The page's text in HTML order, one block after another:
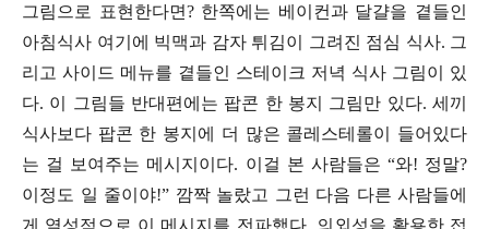
그림으로 표현한다면? 한쪽에는 베이컨과 달걀을 곁들인
아침식사 여기에 빅맥과 감자 튀김이 그려진 점심 식사. 그
리고 사이드 메뉴를 곁들인 스테이크 저녁 식사 그림이 있
다. 이 그림들 반대편에는 팝콘 한 봉지 그림만 있다. 세끼
식사보다 팝콘 한 봉지에 더 많은 콜레스테롤이 들어있다
는 걸 보여주는 메시지이다. 이걸 본 사람들은 “와! 정말?
이정도 일 줄이야!” 깜짝 놀랐고 그런 다음 다른 사람들에
게 열성적으로 이 메시지를 전파했다. 의외성을 활용한 접